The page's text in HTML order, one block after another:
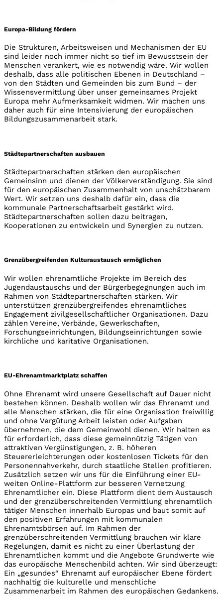
Europa-Bildung fördern
Die Strukturen, Arbeitsweisen und Mechanismen der EU
sind leider noch immer nicht so tief im Bewusstsein der
Menschen verankert, wie es notwendig wäre. Wir wollen
deshalb, dass alle politischen Ebenen in Deutschland –
von den Städten und Gemeinden bis zum Bund – der
Wissensvermittlung über unser gemeinsames Projekt
Europa mehr Aufmerksamkeit widmen. Wir machen uns
daher auch für eine Intensivierung der europäischen
Bildungszusammenarbeit stark.
Städtepartnerschaften ausbauen
Städtepartnerschaften stärken den europäischen
Gemeinsinn und dienen der Völkerverständigung. Sie sind
für den europäischen Zusammenhalt von unschätzbarem
Wert. Wir setzen uns deshalb dafür ein, dass die
kommunale Partnerschaftsarbeit gestärkt wird.
Städtepartnerschaften sollen dazu beitragen,
Kooperationen zu entwickeln und Synergien zu nutzen.
Grenzübergreifenden Kulturaustausch ermöglichen
Wir wollen ehrenamtliche Projekte im Bereich des
Jugendaustauschs und der Bürgerbegegnungen auch im
Rahmen von Städtepartnerschaften stärken. Wir
unterstützen grenzübergreifendes ehrenamtliches
Engagement zivilgesellschaftlicher Organisationen. Dazu
zählen Vereine, Verbände, Gewerkschaften,
Forschungseinrichtungen, Bildungseinrichtungen sowie
kirchliche und karitative Organisationen.
EU-Ehrenamtmarktplatz schaffen
Ohne Ehrenamt wird unsere Gesellschaft auf Dauer nicht
bestehen können. Deshalb wollen wir das Ehrenamt und
alle Menschen stärken, die für eine Organisation freiwillig
und ohne Vergütung Arbeit leisten oder Aufgaben
übernehmen, die dem Gemeinwohl dienen. Wir halten es
für erforderlich, dass diese gemeinnützig Tätigen von
attraktiven Vergünstigungen, z. B. höheren
Steuererleichterungen oder kostenlosen Tickets für den
Personennahverkehr, durch staatliche Stellen profitieren.
Zusätzlich setzen wir uns für die Einführung einer EU-
weiten Online-Plattform zur besseren Vernetzung
Ehrenamtlicher ein. Diese Plattform dient dem Austausch
und der grenzüberschreitenden Vermittlung ehrenamtlich
tätiger Menschen innerhalb Europas und baut somit auf
den positiven Erfahrungen mit kommunalen
Ehrenamtsbörsen auf. Im Rahmen der
grenzüberschreitenden Vermittlung brauchen wir klare
Regelungen, damit es nicht zu einer Überlastung der
Ehrenamtlichen kommt und die Angebote Grundwerte wie
das europäische Menschenbild achten. Wir sind überzeugt:
Ein „gesundes“ Ehrenamt auf europäischer Ebene fördert
nachhaltig die kulturelle und menschliche
Zusammenarbeit im Rahmen des europäischen Gedankens.